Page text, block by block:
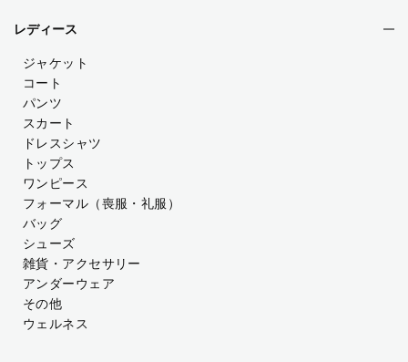
レディース
ジャケット
コート
パンツ
スカート
ドレスシャツ
トップス
ワンピース
フォーマル（喪服・礼服）
バッグ
シューズ
雑貨・アクセサリー
アンダーウェア
その他
ウェルネス